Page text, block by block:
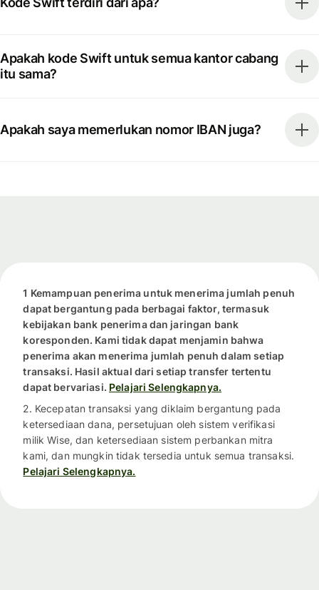
Apakah kode Swift untuk semua kantor cabang
itu sama?
Apakah saya memerlukan nomor IBAN juga?
1 Kemampuan penerima untuk menerima jumlah penuh
dapat bergantung pada berbagai faktor, termasuk
kebijakan bank penerima dan jaringan bank
koresponden. Kami tidak dapat menjamin bahwa
penerima akan menerima jumlah penuh dalam setiap
transaksi. Hasil aktual dari setiap transfer tertentu
dapat bervariasi. Pelajari Selengkapnya.
2. Kecepatan transaksi yang diklaim bergantung pada
ketersediaan dana, persetujuan oleh sistem verifikasi
milik Wise, dan ketersediaan sistem perbankan mitra
kami, dan mungkin tidak tersedia untuk semua transaksi.
Pelajari Selengkapnya.